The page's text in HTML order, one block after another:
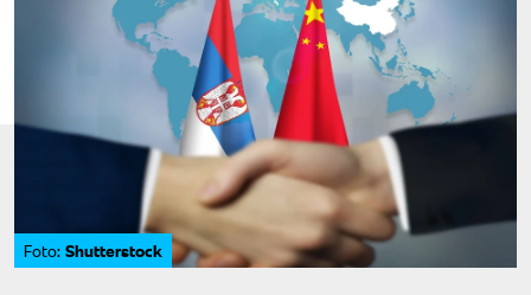
Foto: Shutterstock